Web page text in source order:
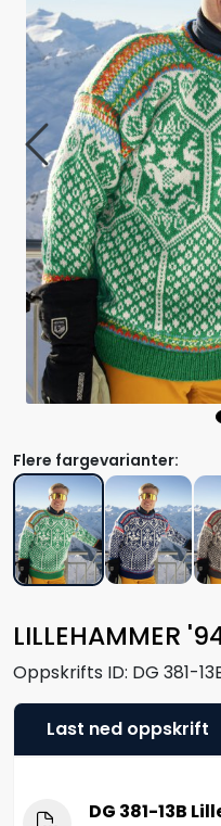
LILLEHAMMER
Oppskrifts ID: DG 381-
Flere fargevarianter:
Last ned oppskrift
DG 381-13B
Outlet